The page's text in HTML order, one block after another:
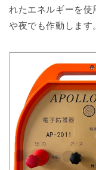
れたエネルギーを
や夜でも作動します。